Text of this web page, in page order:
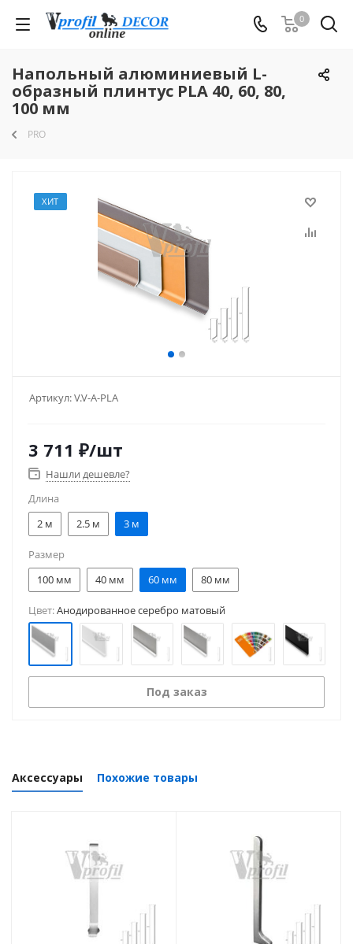
0
Напольный алюминиевый L-
образный плинтус PLA 40, 60, 80,
100 мм
PRO
ХИТ
Артикул:V.V-A-PLA
3 711 ₽/шт
Нашли дешевле?
Длина
2 м
2.5 м 3 м
Размер
100 мм
40 мм 60 мм 80 мм
Цвет:Анодированное серебро матовый
Под заказ
Аксессуары Похожие товары